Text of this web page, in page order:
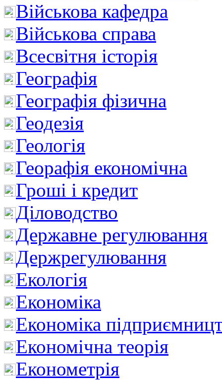
Військова кафедра
Військова справа
Всесвітня історія
Географія
Географія фізична
Геодезія
Геологія
Георафія економічна
Гроші і кредит
Діловодство
Державне регулювання
Держрегулювання
Екологія
Економіка
Економіка
Економічна теорія
Економетрія